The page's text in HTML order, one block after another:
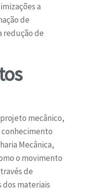
a
de
redução de
mecânico,
Mecânica,
o movimento
de
dos materiais